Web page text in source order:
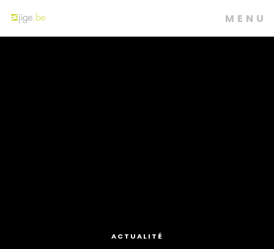
MENU
ACTUALITÉ